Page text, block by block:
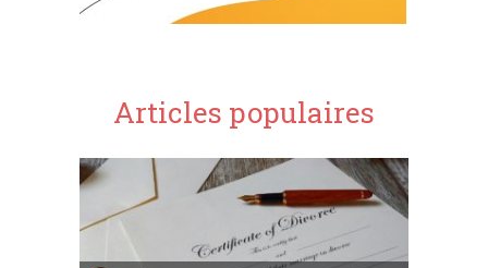
Articles populaires